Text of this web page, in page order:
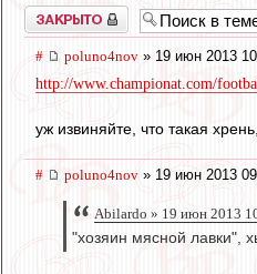
Закрыто
# poluno4nov » 19 июн 2013
http://www.championat.com/
уж извиняйте, что такая
# poluno4nov » 19 июн 2013
Abilardo » 19 июн 2013
"хозяин мясной лавки",